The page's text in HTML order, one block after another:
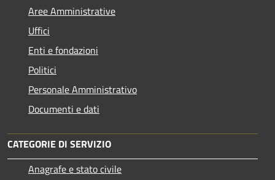
Aree Amministrative
Uffici
Enti e fondazioni
Politici
Personale Amministrativo
Documenti e dati
CATEGORIE DI SERVIZIO
Anagrafe e stato civile